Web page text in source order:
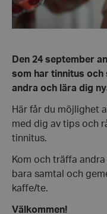
Den 24 september
som har tinnitus och
andra och lära dig
Här får du möjlighet
med dig av tips och
tinnitus.
Kom och träffa
bara samtal och
kaffe/te.
Välkommen!